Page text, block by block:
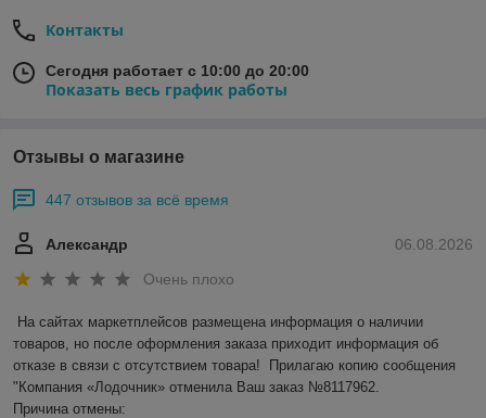
Контакты
Сегодня работает с 10:00 до 20:00
Показать весь график работы
Отзывы о магазине
447 отзывов за всё время
06.08.2026
Александр
Очень плохо
На сайтах маркетплейсов размещена информация о наличии
товаров, но после оформления заказа приходит информация об
отказе в связи с отсутствием товара!  Прилагаю копию сообщения
"Компания «Лодочник» отменила Ваш заказ №8117962.
Причина отмены: